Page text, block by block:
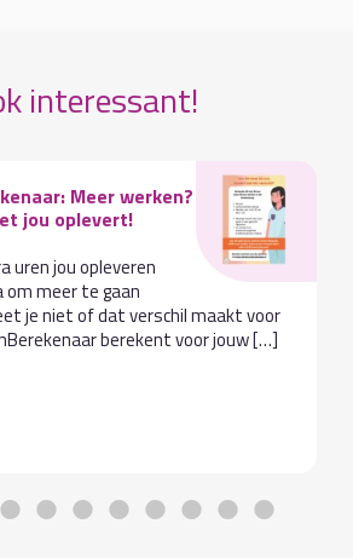
interessant!
Meer werken?
jou oplevert!
uren jou opleveren
om meer te gaan
je niet of dat verschil maakt voor
berekent voor jouw […]